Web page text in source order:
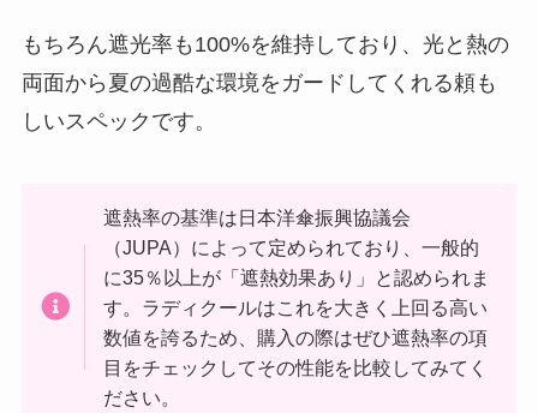
もちろん遮光率も100%を維持しており、光と熱の
両面から夏の過酷な環境をガードしてくれる頼も
しいスペックです。
遮熱率の基準は日本洋傘振興協議会
（JUPA）によって定められており、一般的
に35％以上が「遮熱効果あり」と認められま
す。ラディクールはこれを大きく上回る高い
数値を誇るため、購入の際はぜひ遮熱率の項
目をチェックしてその性能を比較してみてく
ださい。